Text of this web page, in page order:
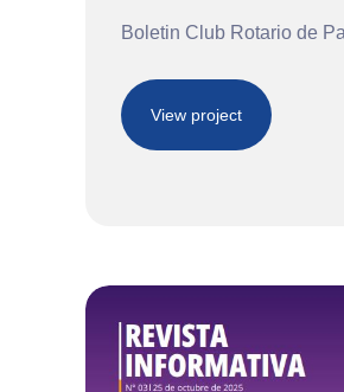
Boletin Club Rotario de
View project